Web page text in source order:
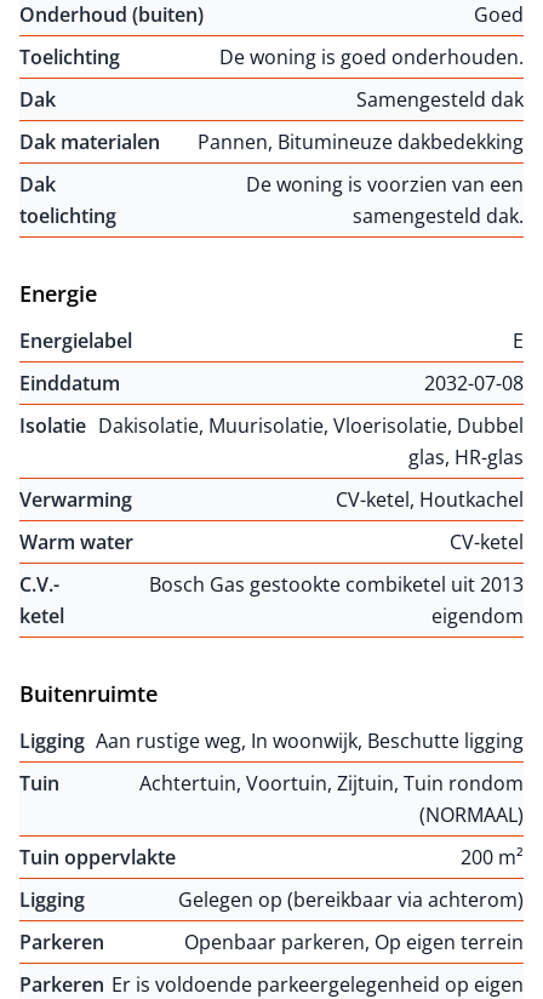
Onderhoud (buiten)
Goed
Toelichting
De woning is goed onderhouden.
Dak
Samengesteld dak
Dak materialen
Pannen, Bitumineuze dakbedekking
Dak
toelichting
De woning is voorzien van een
samengesteld dak.
Energie
Energielabel
E
Einddatum
2032-07-08
Isolatie Dakisolatie, Muurisolatie, Vloerisolatie, Dubbel
glas, HR-glas
Verwarming
CV-ketel, Houtkachel
Warm water
CV-ketel
C.V.-
ketel
Bosch Gas gestookte combiketel uit 2013
eigendom
Buitenruimte
Ligging Aan rustige weg, In woonwijk, Beschutte ligging
Tuin
Achtertuin, Voortuin, Zijtuin, Tuin rondom
(NORMAAL)
Tuin oppervlakte
200 m²
Ligging
Gelegen op (bereikbaar via achterom)
Parkeren
Openbaar parkeren, Op eigen terrein
Parkeren Er is voldoende parkeergelegenheid op eigen